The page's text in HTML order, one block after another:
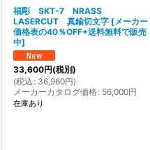
福彫 SKT-7 NRASS
LASERCUT 真鍮切文字 [ メーカー
価格表の40％OFF+送料無料で販売
中]
33,600円(税別)
(税込 : 36,960円)
メーカーカタログ価格: 56,000円
在庫あり